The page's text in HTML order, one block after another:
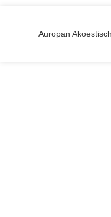
Auropan